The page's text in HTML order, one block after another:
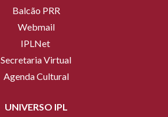
Balcão PRR
Webmail
IPLNet
Secretaria Virtual
Agenda Cultural
UNIVERSO IPL